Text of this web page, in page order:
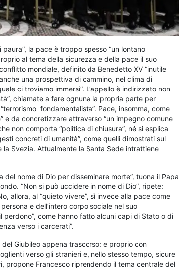
la pace è troppo spesso “un lontano
al tema della sicurezza e della pace il suo
mondiale, definito da Benedetto XV “inutile
una prospettiva di cammino, nel clima di
ci troviamo immersi”. L’appello è indirizzato non
chiamate a fare ognuna la propria parte per
fondamentalista”. Pace, insomma, come
e da concretizzare attraverso “un impegno comune
non comporta “politica di chiusura”, né si esplica
concreti di umanità”, come quelli dimostrati sul
la Svezia. Attualmente la Santa Sede intrattiene
nome di Dio per disseminare morte”, tuona il Papa
“Non si può uccidere in nome di Dio”, ripete:
allora, al “quieto vivere”, sì invece alla pace come
e dell’intero corpo sociale nel suo
perdono”, come hanno fatto alcuni capi di Stato o di
verso i carcerati”.
Giubileo appena trascorso: e proprio con
verso gli stranieri e, nello stesso tempo, sicure
propone Francesco riprendendo il tema centrale del